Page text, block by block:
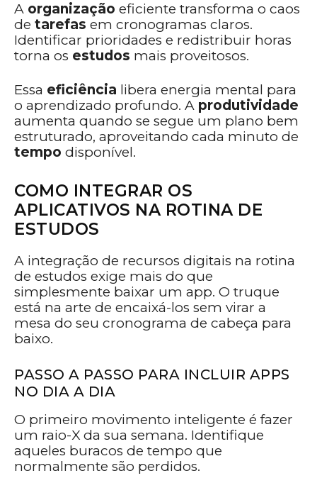
A organização eficiente transforma o caos
de tarefas em cronogramas claros.
Identificar prioridades e redistribuir horas
torna os estudos mais proveitosos.
Essa eficiência libera energia mental para
o aprendizado profundo. A produtividade
aumenta quando se segue um plano bem
estruturado, aproveitando cada minuto de
tempo disponível.
COMO INTEGRAR OS
APLICATIVOS NA ROTINA DE
ESTUDOS
A integração de recursos digitais na rotina
de estudos exige mais do que
simplesmente baixar um app. O truque
está na arte de encaixá-los sem virar a
mesa do seu cronograma de cabeça para
baixo.
PASSO A PASSO PARA INCLUIR APPS
NO DIA A DIA
O primeiro movimento inteligente é fazer
um raio-X da sua semana. Identifique
aqueles buracos de tempo que
normalmente são perdidos.